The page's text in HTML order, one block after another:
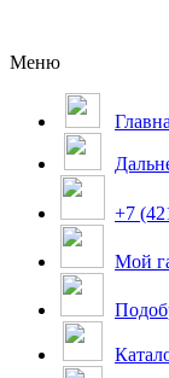
Меню
+7
Мой